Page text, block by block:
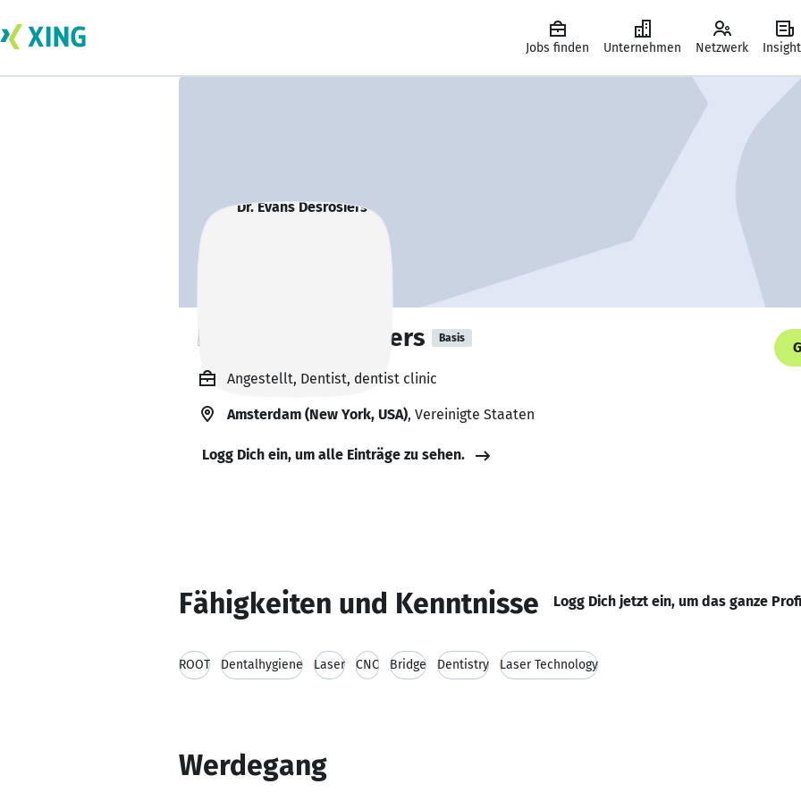
Jobs finden Unternehmen Netzwerk
Dr. Evans Desrosiers Basis
Angestellt, Dentist, dentist clinic
Amsterdam (New York, USA), Vereinigte Staaten
Logg Dich ein, um alle Einträge zu sehen.
Fähigkeiten und Kenntnisse Logg Dich jetzt ein, um das ganze
ROOT Dentalhygiene Laser CNC Bridge Dentistry Laser Technology
Werdegang